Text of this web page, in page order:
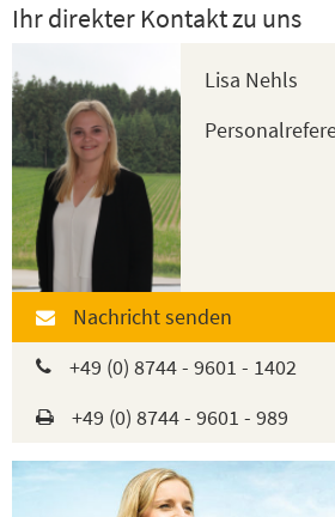
Ihr direkter Kontakt zu uns
Lisa Nehls
Nachricht senden
+49 (0) 8744 - 9601 - 1402
+49 (0) 8744 - 9601 - 989